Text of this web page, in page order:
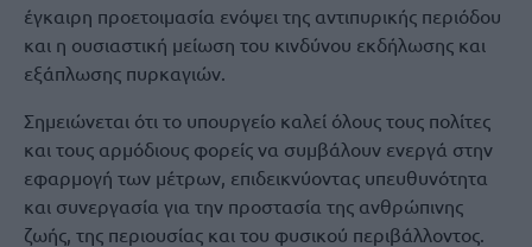
έγκαιρη προετοιμασία ενόψει της αντιπυρικής περιόδου
και η ουσιαστική μείωση του κινδύνου εκδήλωσης και
εξάπλωσης πυρκαγιών.
Σημειώνεται ότι το υπουργείο καλεί όλους τους πολίτες
και τους αρμόδιους φορείς να συμβάλουν ενεργά στην
εφαρμογή των μέτρων, επιδεικνύοντας υπευθυνότητα
και συνεργασία για την προστασία της ανθρώπινης
ζωής, της περιουσίας και του φυσικού περιβάλλοντος.